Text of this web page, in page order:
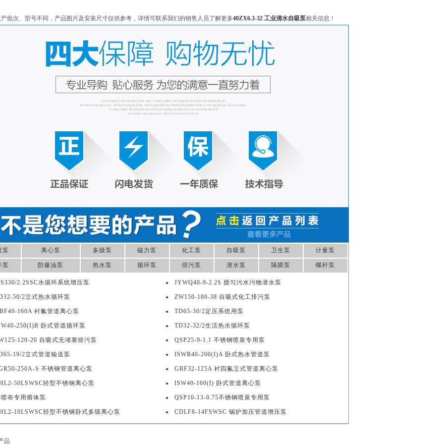
批次、型号不同，产品图片及安装尺寸仅供参考，详情可联系我们的销售人员了解更多40ZX6.3-32 工业清水自吸泵相关信息！
泵 离心泵 多级泵 磁力泵 化工泵 自吸泵 卫生泵 计量泵
泵 防爆油泵 热水泵 循环泵 排污泵 潜水泵 隔膜泵 螺杆泵
2.2SSC水循环系统增压泵 JYWQ40-9-2.2S 搅匀污水污物潜水泵
50/2立式热水循环泵 ZW150-180-38 自吸式化工排污泵
160A 衬氟管道离心泵 TD65-30/2定压系统用泵
250(I)B 卧式管道循环泵 TD32-32/2生活热水循环泵
120-20 自吸式无堵塞排污泵 QSP25-9-1.1 不锈钢喷泉专用泵
19/2立式管道输送泵 ISWR40-200(I)A 卧式热水管道泵
250A-S 不锈钢管道离心泵 GBF32-125A 衬四氟立式管道离心泵
50LSWSC轻型不锈钢离心泵 ISW40-160(I) 卧式管道离心泵
布专用熔体泵 QSP10-13-0.75不锈钢喷泉专用泵
10LSWSC轻型不锈钢卧式多级离心泵 CDLF8-14FSWSC 锅炉加压管道增压泵
品